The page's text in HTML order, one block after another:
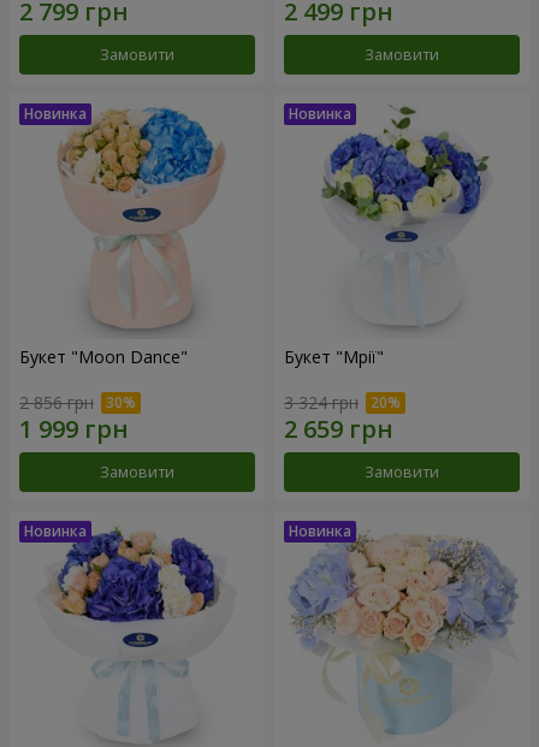
Замовити Замовити
Букет "Moon Dance"
2 856 грн
Замовити
Букет "Мрії"
3 324 грн
Замовити